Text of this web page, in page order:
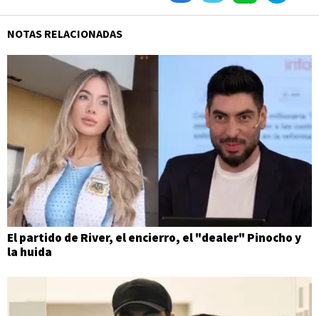
NOTAS RELACIONADAS
El partido de River, el encierro, el "dealer" Pinocho y
la huida